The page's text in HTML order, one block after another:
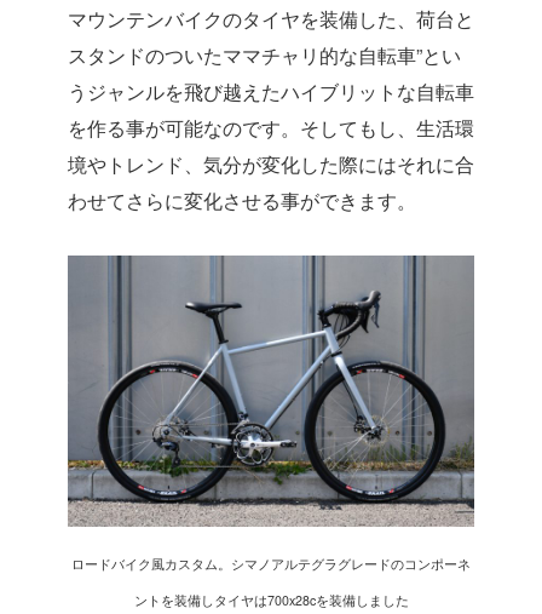
マウンテンバイクのタイヤを装備した、荷台と
スタンドのついたママチャリ的な自転車”とい
うジャンルを飛び越えたハイブリットな自転車
を作る事が可能なのです。そしてもし、生活環
境やトレンド、気分が変化した際にはそれに合
わせてさらに変化させる事ができます。
ロードバイク風カスタム。シマノアルテグラグレードのコンポーネ
ントを装備しタイヤは700x28cを装備しました